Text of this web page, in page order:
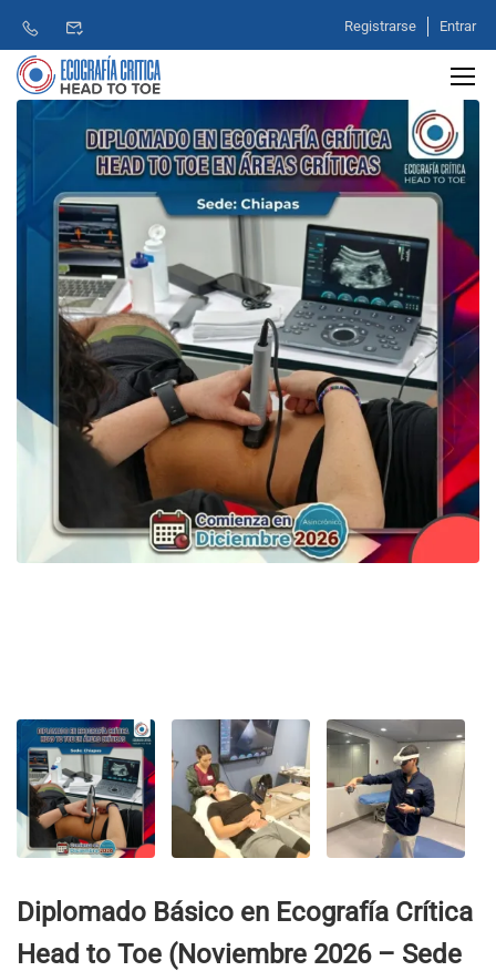
Registrarse Entrar
Diplomado Básico en Ecografía Crítica
Head to Toe (Noviembre 2026 – Sede